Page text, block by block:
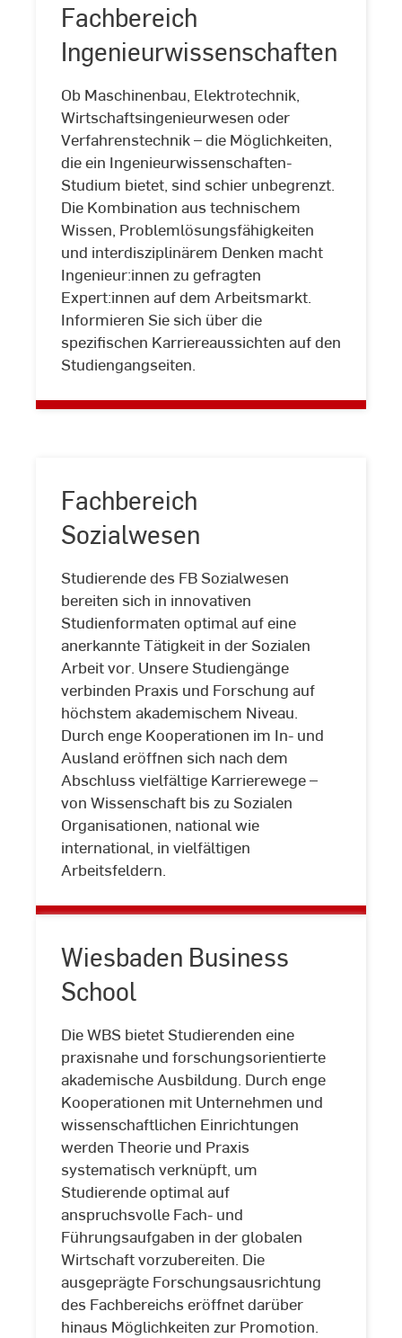
Fachbereich
Ingenieurwissenschaften
Ob Maschinenbau, Elektrotechnik,
Wirtschaftsingenieurwesen oder
Verfahrenstechnik – die Möglichkeiten,
die ein Ingenieurwissenschaften-
Studium bietet, sind schier unbegrenzt.
Die Kombination aus technischem
Wissen, Problemlösungsfähigkeiten
und interdisziplinärem Denken macht
Ingenieur:innen zu gefragten
Expert:innen auf dem Arbeitsmarkt.
Informieren Sie sich über die
spezifischen Karriereaussichten auf den
Studiengangseiten.
Fachbereich
Ingenieurwissenschaften
Fachbereich
Sozialwesen
Studierende des FB Sozialwesen
bereiten sich in innovativen
Studienformaten optimal auf eine
anerkannte Tätigkeit in der Sozialen
Arbeit vor. Unsere Studiengänge
verbinden Praxis und Forschung auf
höchstem akademischem Niveau.
Durch enge Kooperationen im In- und
Ausland eröffnen sich nach dem
Abschluss vielfältige Karrierewege –
von Wissenschaft bis zu Sozialen
Organisationen, national wie
international, in vielfältigen
Arbeitsfeldern.
Fachbereich
Sozialwesen
Wiesbaden Business
School
Die WBS bietet Studierenden eine
praxisnahe und forschungsorientierte
akademische Ausbildung. Durch enge
Kooperationen mit Unternehmen und
wissenschaftlichen Einrichtungen
werden Theorie und Praxis
systematisch verknüpft, um
Studierende optimal auf
anspruchsvolle Fach- und
Führungsaufgaben in der globalen
Wirtschaft vorzubereiten. Die
ausgeprägte Forschungsausrichtung
des Fachbereichs eröffnet darüber
hinaus Möglichkeiten zur Promotion.
Wiesbaden
Business
School